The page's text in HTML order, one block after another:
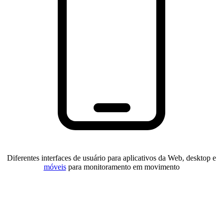
Diferentes interfaces de usuário para aplicativos da Web, desktop e
móveispara monitoramento em movimento